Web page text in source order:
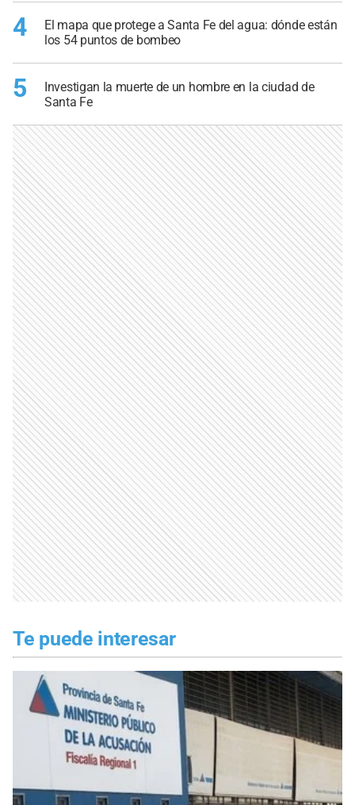
4
El mapa que protege a Santa Fe del agua: dónde están
los 54 puntos de bombeo
5
Investigan la muerte de un hombre en la ciudad de
Santa Fe
Te puede interesar